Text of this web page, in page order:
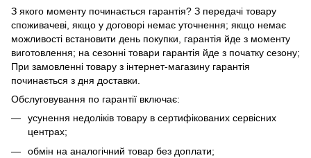
З якого моменту починається гарантія? З передачі товару
споживачеві, якщо у договорі немає уточнення; якщо немає
можливості встановити день покупки, гарантія йде з моменту
виготовлення; на сезонні товари гарантія йде з початку сезону;
При замовленні товару з інтернет-магазину гарантія
починається з дня доставки.
Обслуговування по гарантії включає:
усунення недоліків товару в сертифікованих сервісних
центрах;
обмін на аналогічний товар без доплати;